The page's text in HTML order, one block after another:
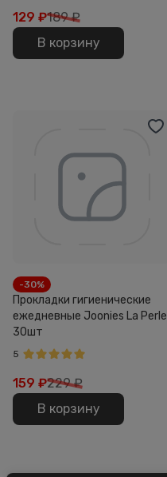
129 ₽189 ₽
В корзину
-30%
Прокладки гигиенические
ежедневные Joonies La Perle
30шт
5
159 ₽229 ₽
В корзину